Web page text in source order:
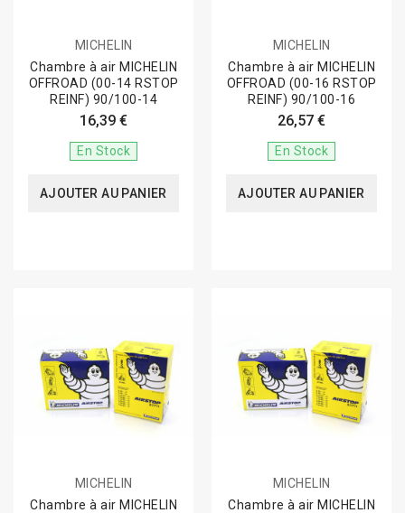
MICHELIN
Chambre à air MICHELIN
OFFROAD (00-14 RSTOP
REINF) 90/100-14
16,39 €
En Stock
AJOUTER AU PANIER
MICHELIN
Chambre à air MICHELIN
OFFROAD (00-16 RSTOP
REINF) 90/100-16
26,57 €
En Stock
AJOUTER AU PANIER
MICHELIN
Chambre à air MICHELIN
MICHELIN
Chambre à air MICHELIN